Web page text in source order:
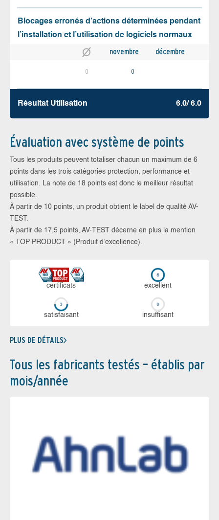
Blocages erronés d’actions déterminées pendant
l’installation et l’utilisation de logiciels normaux
novembre décembre
0 0
Résultat Utilisation 6.0/ 6.0
Évaluation avec système de points
Tous les produits peuvent totaliser chacun un maximum de 6
points dans les trois catégories protection, performance et
utilisation. La note de 18 points est donc le meilleur résultat
possible.
À partir de 10 points, un produit obtient le label de qualité AV-
TEST.
À partir de 17,5 points, AV-TEST décerne en plus la mention
« TOP PRODUCT » (Produit d’excellence).
certi­ficats ex­cellent
sa­tis­fai­sant in­suf­fi­sant
PLUS DE DÉTAILS
Tous les fabricants testés – établis par
mois/année